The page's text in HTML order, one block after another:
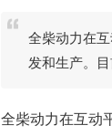
全柴动力在
发和生产。
全柴动力在互动